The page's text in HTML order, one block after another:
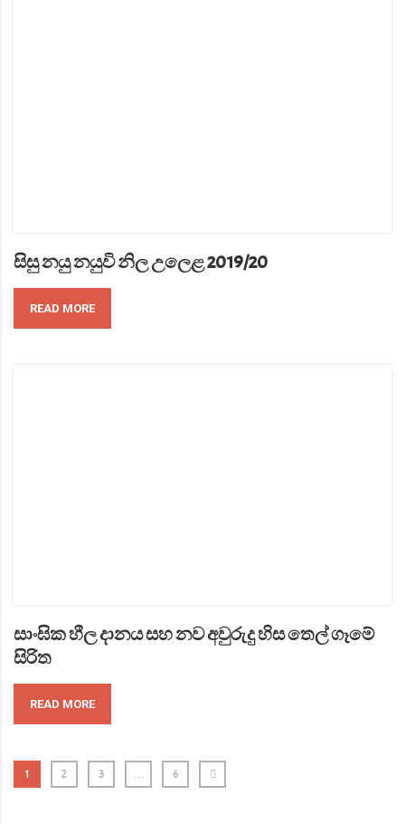
සිසු නයු නයුවි නිල උලෙළ 2019/20
READ MORE
සාංඝික හීල දානය සහ නව අවුරුදු හිස තෙල් ගෑමේ
සිරිත
READ MORE
1 2 3 … 6